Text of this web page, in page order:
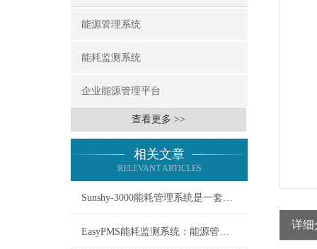
能源管理系统
能耗监测系统
企业能源管理平台
查看更多 >>
相关文章
RELEVANT ARTICLES
Sunshy-3000能耗管理系统是一套用于监测、分析能源使用情况的工具
EasyPMS能耗监测系统：能源管理的智慧之眼
详细